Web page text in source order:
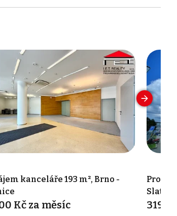
kanceláře 193 m², Brno -
Kč za měsíc
Slatina
319